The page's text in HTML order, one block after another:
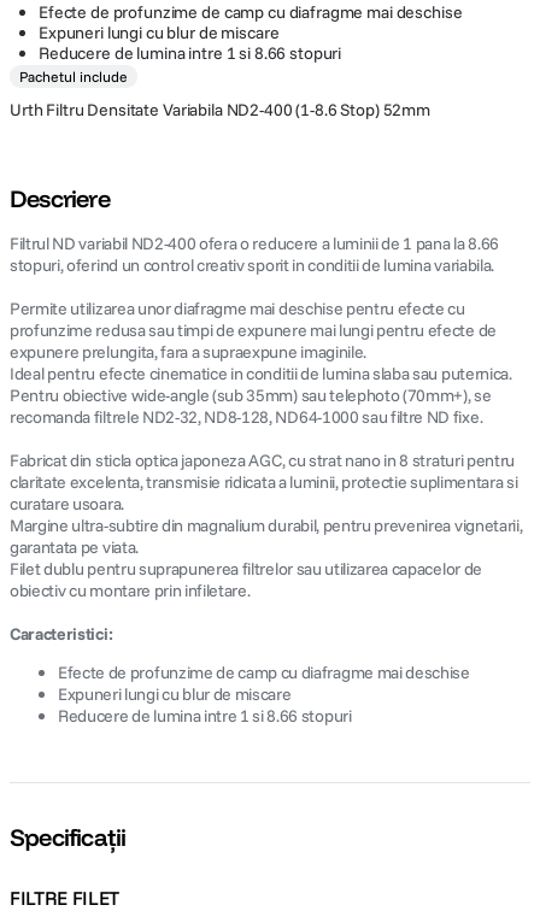
Efecte de profunzime de camp cu diafragme mai deschise
Expuneri lungi cu blur de miscare
Reducere de lumina intre 1 si 8.66 stopuri
Pachetul include
Urth Filtru Densitate Variabila ND2-400 (1-8.6 Stop) 52mm
Descriere
Filtrul ND variabil ND2-400 ofera o reducere a luminii de 1 pana la 8.66
stopuri, oferind un control creativ sporit in conditii de lumina variabila.
Permite utilizarea unor diafragme mai deschise pentru efecte cu
profunzime redusa sau timpi de expunere mai lungi pentru efecte de
expunere prelungita, fara a supraexpune imaginile.
Ideal pentru efecte cinematice in conditii de lumina slaba sau puternica.
Pentru obiective wide-angle (sub 35mm) sau telephoto (70mm+), se
recomanda filtrele ND2-32, ND8-128, ND64-1000 sau filtre ND fixe.
Fabricat din sticla optica japoneza AGC, cu strat nano in 8 straturi pentru
claritate excelenta, transmisie ridicata a luminii, protectie suplimentara si
curatare usoara.
Margine ultra-subtire din magnalium durabil, pentru prevenirea vignetarii,
garantata pe viata.
Filet dublu pentru suprapunerea filtrelor sau utilizarea capacelor de
obiectiv cu montare prin infiletare.
Caracteristici:
Efecte de profunzime de camp cu diafragme mai deschise
Expuneri lungi cu blur de miscare
Reducere de lumina intre 1 si 8.66 stopuri
Specificații
FILTRE FILET